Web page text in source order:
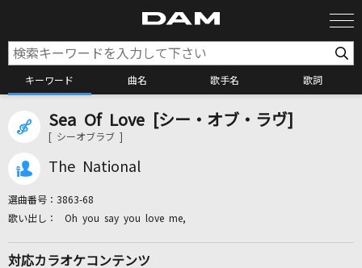
キーワード 曲名 歌手名 歌詞
カラオケ検索
Sea Of Love [シー・オブ・ラヴ]
[ シーオブラブ ]
The National
選曲番号： 3863-68
Oh you say you love me,
対応カラオケコンテンツ